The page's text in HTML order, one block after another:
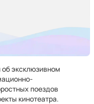
эксклюзивном
поездов
кинотеатра.